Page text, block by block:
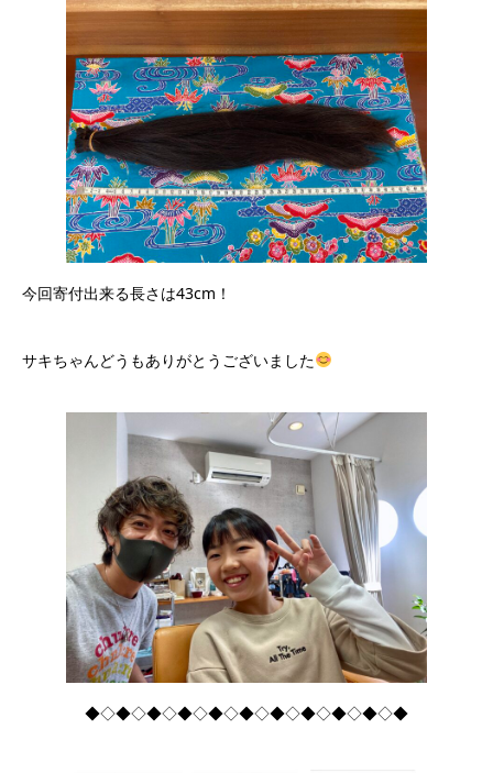
今回寄付出来る長さは43cm！
サキちゃんどうもありがとうございました
◆◇◆◇◆◇◆◇◆◇◆◇◆◇◆◇◆◇◆◇◆